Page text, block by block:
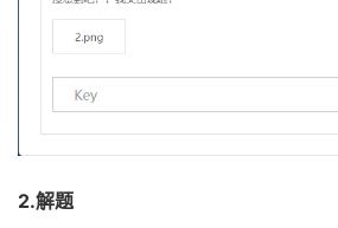
程
认
证
的
实
我
的
支
持
声
建
2.解题